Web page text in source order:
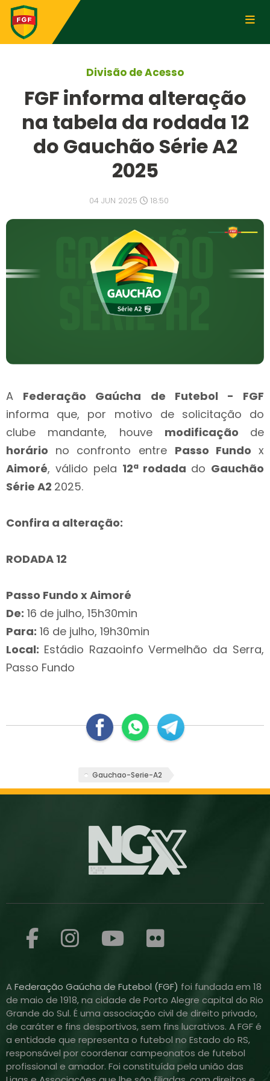
Divisão de Acesso
FGF informa alteração
na tabela da rodada 12
do Gauchão Série A2
2025
04 JUN 2025 18:50
A Federação Gaúcha de Futebol - FGF
informa que, por motivo de solicitação do
clube mandante, houve modificação de
horário no confronto entre Passo Fundox
Aimoré, válido pela 12ª rodada do Gauchão
Série A2 2025.
Confira a alteração:
RODADA 12
Passo Fundo x Aimoré
De: 16 de julho, 15h30min
Para: 16 de julho, 19h30min
Local: Estádio Razaoinfo Vermelhão da Serra,
Passo Fundo
Gauchao-Serie-A2
AFederação Gaúcha de Futebol (FGF) foi fundada em 18
de maio de 1918, na cidade de Porto Alegre capital do Rio
Grande do Sul. É uma associação civil de direito privado,
de caráter e fins desportivos, sem fins lucrativos. A FGF é
a entidade que representa o futebol no Estado do RS,
responsável por coordenar campeonatos de futebol
profissional e amador. Foi constituída pela união das